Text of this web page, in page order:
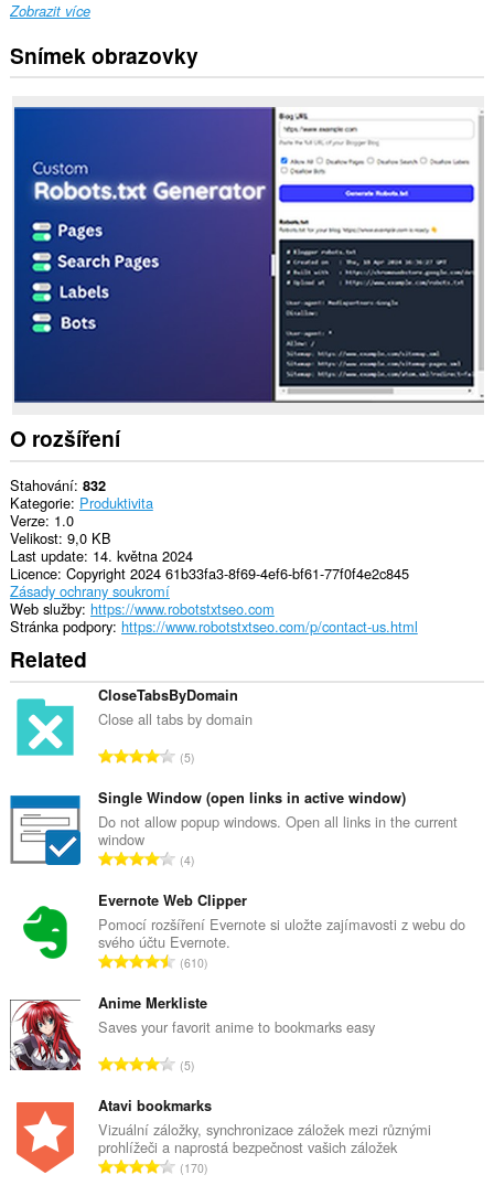
Zobrazit více
Snímek obrazovky
O rozšíření
Stahování 832
Kategorie Produktivita
Verze 1.0
Velikost 9,0 KB
Last update 14. května 2024
Licence Copyright 2024 61b33fa3-8f69-4ef6-bf61-77f0f4e2c845
Zásady ochrany soukromí
Web služby https://www.robotstxtseo.com
Stránka podpory https://www.robotstxtseo.com/p/contact-us.html
Related
CloseTabsByDomain
Close all tabs by domain
C
l
k
v
p
o
č
e
t
h
d
o
c
e
n
5
Single Window (open links in active window)
Do not allow popup windows. Open all links in the current
window
C
l
k
o
v
p
o
č
e
t
h
o
d
4
Evernote Web Clipper
Pomocí rozšíření Evernote si uložte zajímavosti z webu do
svého účtu Evernote.
C
l
k
v
p
o
č
e
610
Anime Merkliste
Saves your favorit anime to bookmarks easy
C
l
k
o
v
5
Atavi bookmarks
Vizuální záložky, synchronizace záložek mezi různými
prohlížeči a naprostá bezpečnost vašich záložek
C170